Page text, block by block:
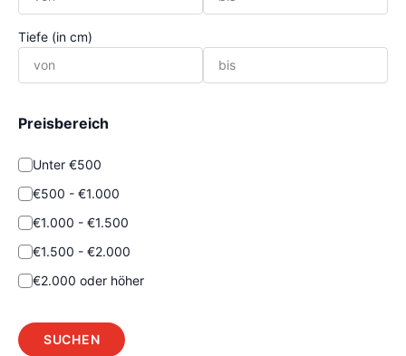
Tiefe (in cm)
Preisbereich
Unter €500
€500 - €1.000
€1.000 - €1.500
€1.500 - €2.000
€2.000 oder höher
SUCHEN